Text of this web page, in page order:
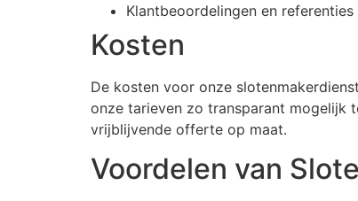
Klantbeoordelingen en referenties
Kosten
De kosten voor onze
onze tarieven zo transparant mogelijk
vrijblijvende offerte op maat.
Voordelen van